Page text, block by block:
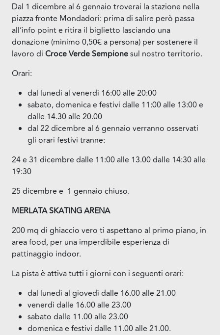
Dal 1 dicembre al 6 gennaio troverai la stazione nella
piazza fronte Mondadori: prima di salire però passa
all’info point e ritira il biglietto lasciando una
donazione (minimo 0,50€ a persona) per sostenere il
lavoro di Croce Verde Sempionesul nostro territorio.
Orari:
dal lunedì al venerdì 16:00 alle 20:00
sabato, domenica e festivi dalle 11:00 alle 13:00 e
dalle 14.30 alle 20.00
dal 22 dicembre al 6 gennaio verranno osservati
gli orari festivi tranne:
24 e 31 dicembre dalle 11:00 alle 13.00 dalle 14:30 alle
19:30
25 dicembre e 1 gennaio chiuso.
MERLATA SKATING ARENA
200 mq di ghiaccio vero ti aspettano al primo piano, in
area food, per una imperdibile esperienza di
pattinaggio indoor.
La pista è attiva tutti i giorni con i seguenti orari:
dal lunedì al giovedì dalle 16.00 alle 21.00
venerdì dalle 16.00 alle 23.00
sabato dalle 11.00 alle 23.00
domenica e festivi dalle 11.00 alle 21.00.